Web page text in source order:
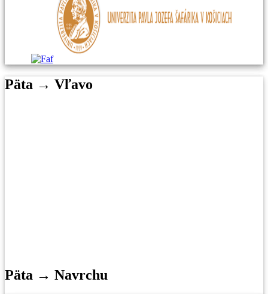
Päta → Vľavo
Päta → Navrchu